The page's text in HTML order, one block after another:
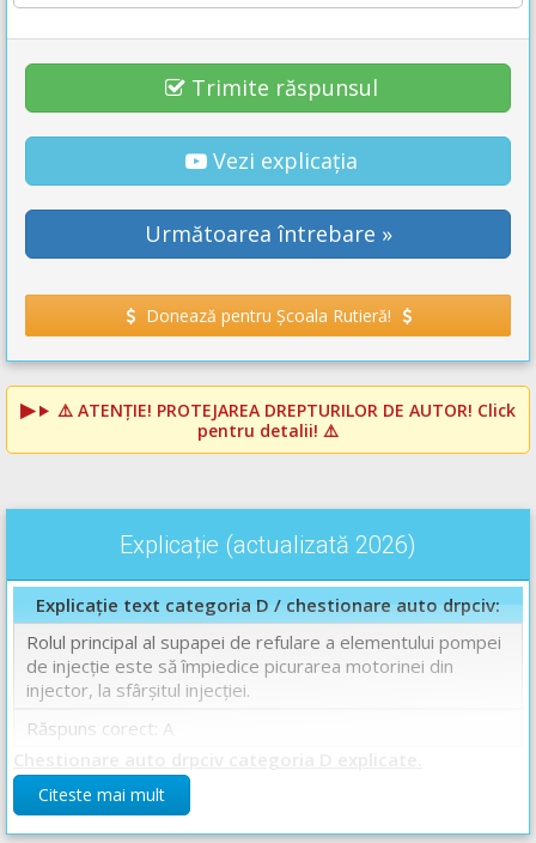
Trimite răspunsul
Vezi explicația
Următoarea întrebare »
Donează pentru Școala Rutieră!
⚠️ ATENȚIE! PROTEJAREA DREPTURILOR DE AUTOR! Click
pentru detalii! ⚠️
Explicație (actualizată 2026)
Explicație text categoria D / chestionare auto drpciv:
Rolul principal al supapei de refulare a elementului pompei
de injecţie este să împiedice picurarea motorinei din
injector, la sfârşitul injecţiei.
Răspuns corect: A
Citeste mai mult